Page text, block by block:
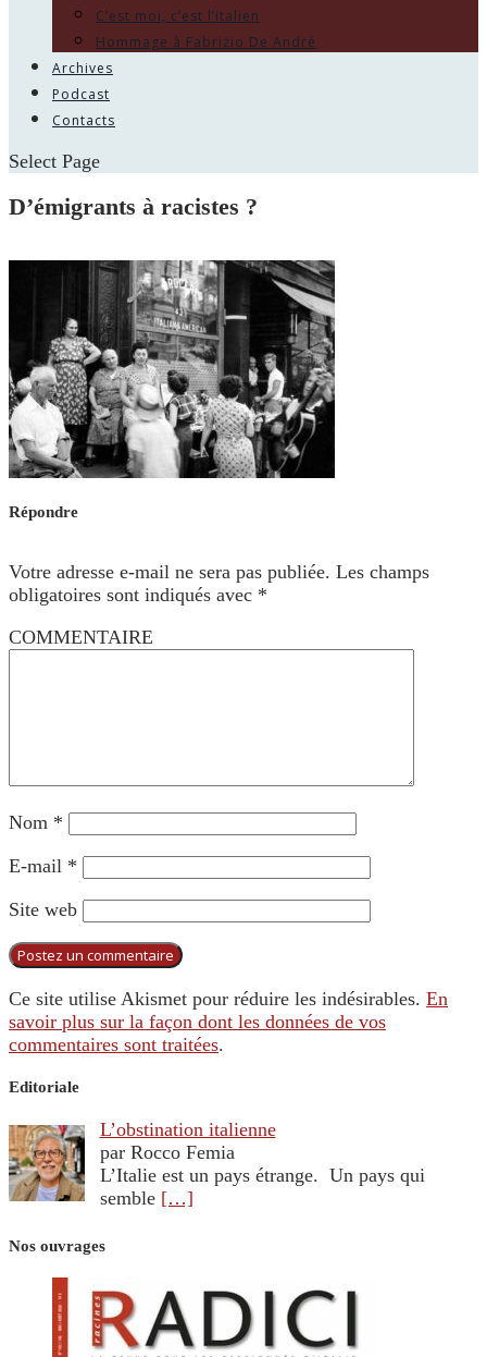
C’est moi, c’est l’italien
Hommage à Fabrizio De André
Archives
Podcast
Contacts
Select Page
D’émigrants à racistes ?
Répondre
Votre adresse e-mail ne sera pas publiée. Les champs
obligatoires sont indiqués avec *
COMMENTAIRE
Nom *
E-mail *
Site web
Ce site utilise Akismet pour réduire les indésirables. En
savoir plus sur la façon dont les données de vos
commentaires sont traitées.
Editoriale
L’obstination italienne
par Rocco Femia
L’Italie est un pays étrange. Un pays qui
semble […]
Nos ouvrages